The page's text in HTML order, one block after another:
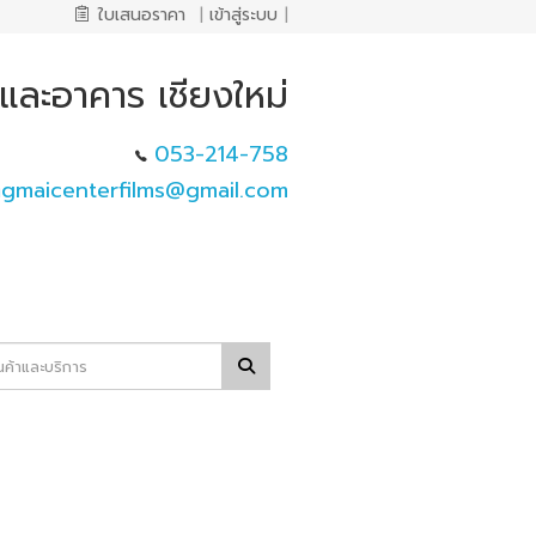
ใบเสนอราคา | เข้าสู่ระบบ |
อาคาร เชียงใหม่
053-214-758